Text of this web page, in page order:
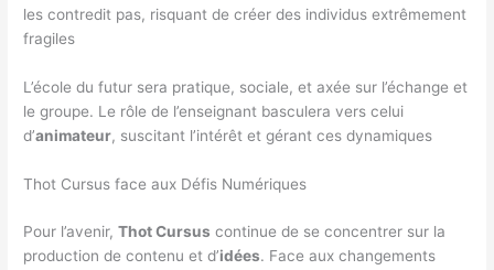
les contredit pas, risquant de créer des individus extrêmement
fragiles
L’école du futur sera pratique, sociale, et axée sur l’échange et
le groupe. Le rôle de l’enseignant basculera vers celui
d’animateur, suscitant l’intérêt et gérant ces dynamiques
Thot Cursus face aux Défis Numériques
Pour l’avenir,Thot Cursus continue de se concentrer sur la
production de contenu et d’idées. Face aux changements